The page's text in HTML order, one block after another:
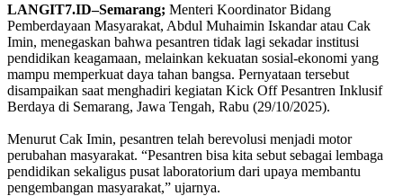
LANGIT7.ID–Semarang; Menteri Koordinator Bidang
Pemberdayaan Masyarakat, Abdul Muhaimin Iskandar atau Cak
Imin, menegaskan bahwa pesantren tidak lagi sekadar institusi
pendidikan keagamaan, melainkan kekuatan sosial-ekonomi yang
mampu memperkuat daya tahan bangsa. Pernyataan tersebut
disampaikan saat menghadiri kegiatan Kick Off Pesantren Inklusif
Berdaya di Semarang, Jawa Tengah, Rabu (29/10/2025).
Menurut Cak Imin, pesantren telah berevolusi menjadi motor
perubahan masyarakat. “Pesantren bisa kita sebut sebagai lembaga
pendidikan sekaligus pusat laboratorium dari upaya membantu
pengembangan masyarakat,” ujarnya.